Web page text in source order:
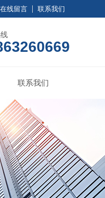
在线留言 联系我们
联系我们